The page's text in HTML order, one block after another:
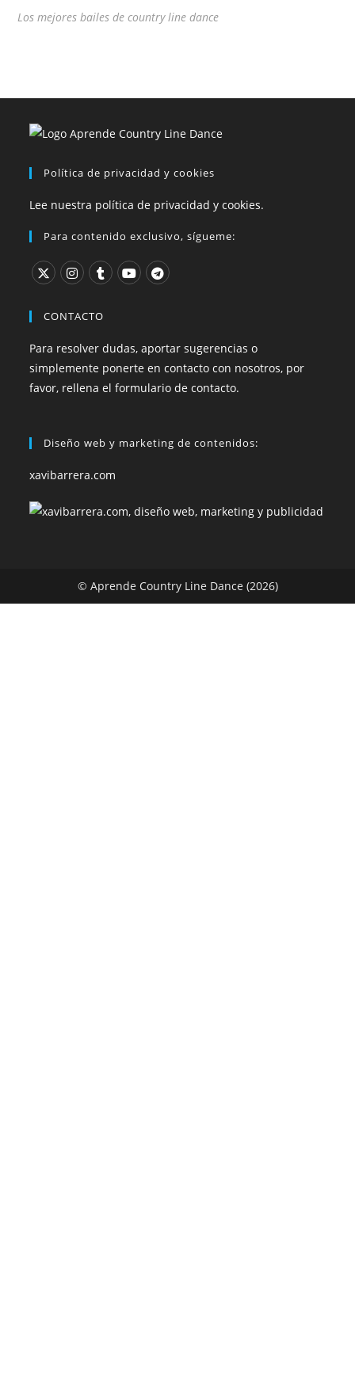
Los mejores bailes de country line dance
Política de privacidad y cookies
Lee nuestra política de privacidad y cookies.
Para contenido exclusivo, sígueme:
CONTACTO
Para resolver dudas, aportar sugerencias o
simplemente ponerte en contacto con nosotros, por
favor, rellena el formulario de contacto.
Diseño web y marketing de contenidos:
xavibarrera.com
© Aprende Country Line Dance (2026)